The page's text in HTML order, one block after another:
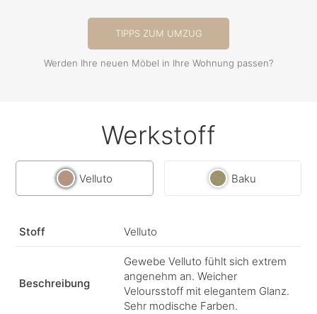
TIPPS ZUM UMZUG
Werden Ihre neuen Möbel in Ihre Wohnung passen?
Werkstoff
Velluto Baku
Stoff Velluto
Beschreibung
Gewebe Velluto fühlt sich extrem
angenehm an. Weicher
Veloursstoff mit elegantem Glanz.
Sehr modische Farben.